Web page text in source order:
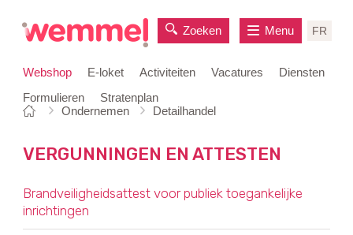
Webshop E-loket Activiteiten Vacatures
Diensten
Formulieren
Stratenplan
Zoeken FR
Menu
Je
hier:
Startpagina
Ondernemen Detailhandel
VERGUNNINGEN EN ATTESTEN
OVERZICHT
Brandveiligheidsattest voor publiek toegankelijke
inrichtingen